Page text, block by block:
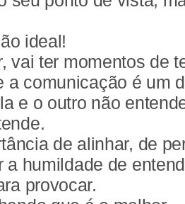
ideal!
vai ter momentos de
a comunicação é um
e o outro não
de alinhar, de
a humildade de
provocar.